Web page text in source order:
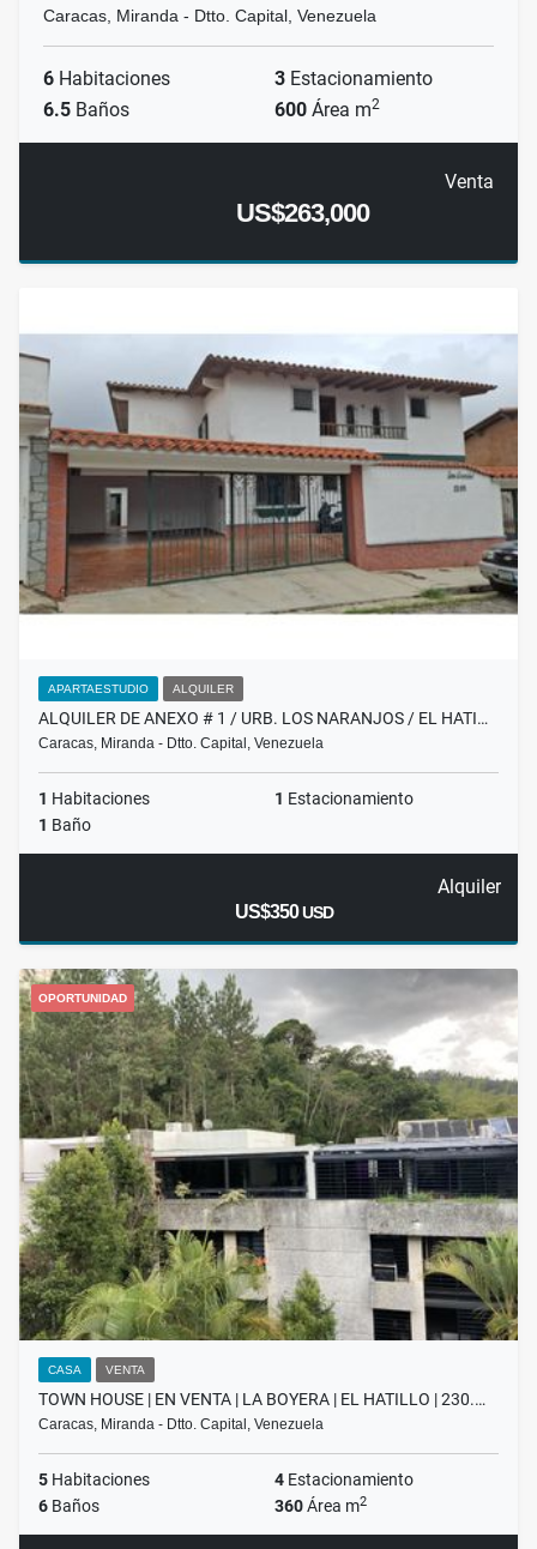
Caracas, Miranda - Dtto. Capital, Venezuela
6 Habitaciones 3 Estacionamiento
6.5 Baños 600 Área m2
Venta
US$263,000
APARTAESTUDIO ALQUILER
ALQUILER DE ANEXO # 1 / URB. LOS NARANJOS / EL HATI…
Caracas, Miranda - Dtto. Capital, Venezuela
1 Habitaciones 1 Estacionamiento
1 Baño
Alquiler
US$350USD
OPORTUNIDAD
CASA VENTA
TOWN HOUSE | EN VENTA | LA BOYERA | EL HATILLO | 230.…
Caracas, Miranda - Dtto. Capital, Venezuela
5 Habitaciones 4 Estacionamiento
6 Baños 360Área m2